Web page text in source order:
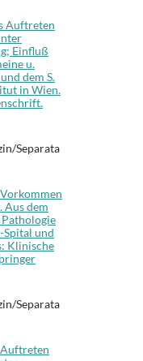
Auftreten
Einfluß
u.
dem S.
in Wien.
Separata
Aus dem
Spital und
Klinische
Separata